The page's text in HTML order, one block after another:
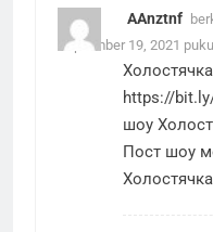
AAnztnf
September 19, 2021
https://
шоу
Пост шоу